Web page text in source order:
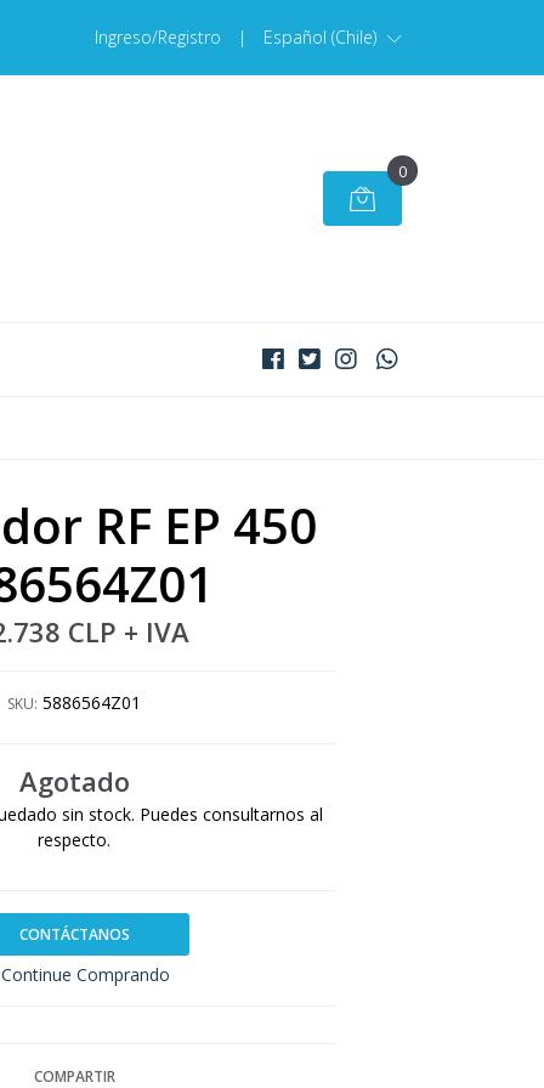
Ingreso/Registro | Español (Chile)
0
RF EP 450
CLP + IVA
SKU: 5886564Z01
Agotado
sin stock. Puedes consultarnos al
respecto.
CONTÁCTANOS
Comprando
COMPARTIR